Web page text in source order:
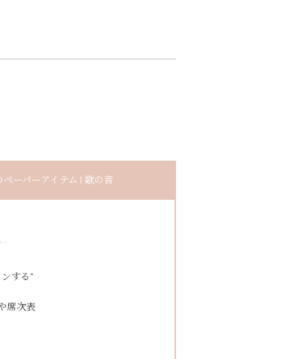
ーパーアイテム | 歌の音
する”
席次表